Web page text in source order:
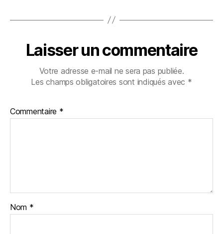
Laisser un commentaire
Votre adresse e-mail ne sera pas publiée.
Les champs obligatoires sont indiqués avec *
Commentaire *
Nom *